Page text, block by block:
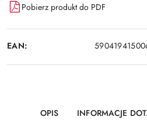
Pobierz produkt do PDF
EAN:
OPIS INFORMACJE